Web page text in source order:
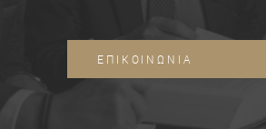
ΕΠΙΚΟΙΝΩΝΙΑ